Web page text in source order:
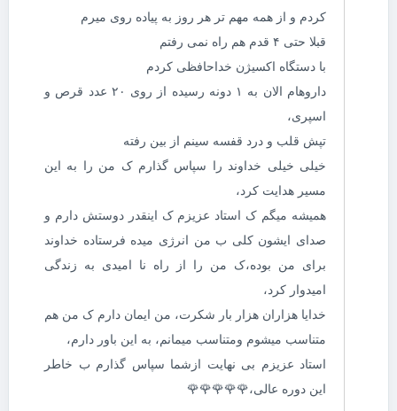
کردم و از همه مهم تر هر روز به پیاده روی میرم
قبلا حتی ۴ قدم هم راه نمی رفتم
با دستگاه اکسیژن خداحافظی کردم
داروهام الان به ۱ دونه رسیده از روی ۲۰ عدد قرص و
اسپری،
تپش قلب و درد قفسه سینم از بین رفته
خیلی خیلی خداوند را سپاس گذارم ک من را به این
مسیر هدایت کرد،
همیشه میگم ک استاد عزیزم ک اینقدر دوستش دارم و
صدای ایشون کلی ب من انرژی میده فرستاده خداوند
برای من بوده،ک من را از راه نا امیدی به زندگی
امیدوار کرد،
خدایا هزاران هزار بار شکرت، من ایمان دارم ک من هم
متناسب میشوم ومتناسب میمانم، به این باور دارم،
استاد عزیزم بی نهایت ازشما سپاس گذارم ب خاطر
این دوره عالی،🌹🌹🌹🌹🌹